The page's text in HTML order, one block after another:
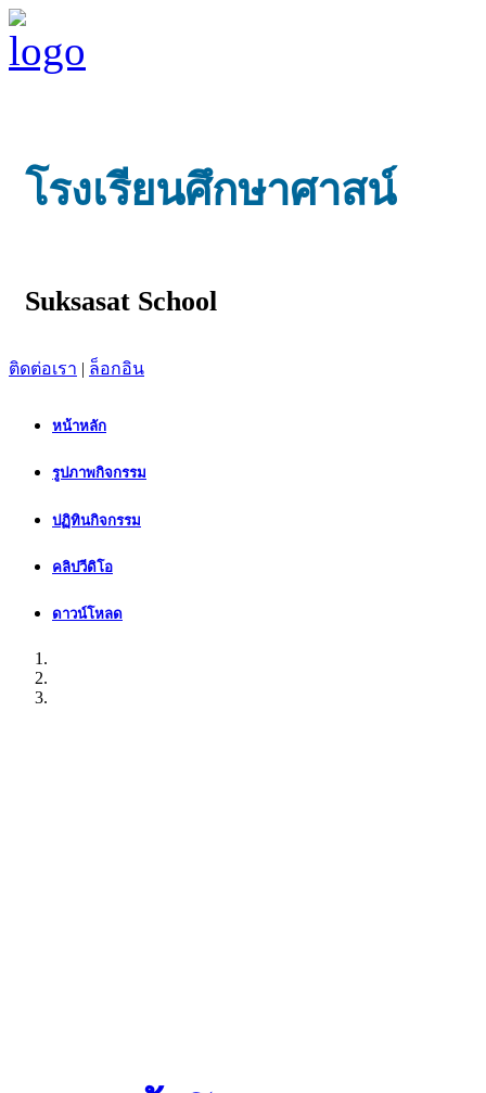
โรงเรียนศึกษาศาสน์
Suksasat School
ติดต่อเรา | ล็อกอิน
หน้าหลัก
รูปภาพกิจกรรม
ปฏิทินกิจกรรม
คลิปวีดิโอ
ดาวน์โหลด